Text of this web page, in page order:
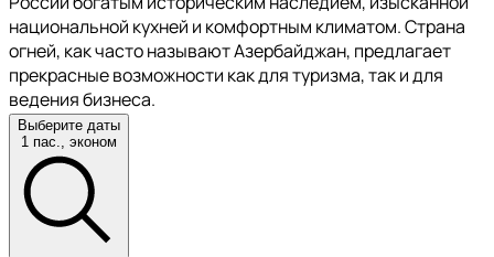
национальной кухней и комфортным климатом. Страна
огней, как часто называют Азербайджан, предлагает
прекрасные возможности как для туризма, так и для
ведения бизнеса.
Выберите даты
1 пас., эконом